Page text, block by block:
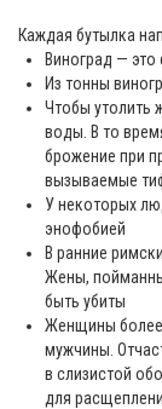
Каждая бутылка
Виноград —
Из тонны
Чтобы утолить
воды. В то
брожение при
вызываемые
У некоторых
энофобией
В ранние
Жены,
быть убиты
Женщины более
мужчины.
в слизистой
для